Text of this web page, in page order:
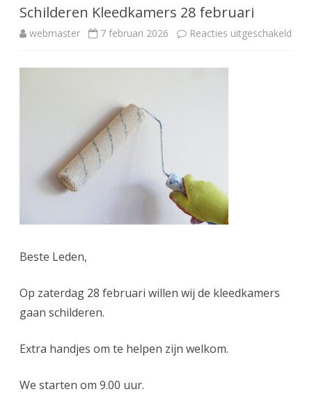
de
inhoud
Schilderen Kleedkamers 28 februari
webmaster 7 februari 2026 Reacties uitgeschakeld
Beste Leden,
Op zaterdag 28 februari willen wij de kleedkamers
gaan schilderen.
Extra handjes om te helpen zijn welkom.
We starten om 9.00 uur.